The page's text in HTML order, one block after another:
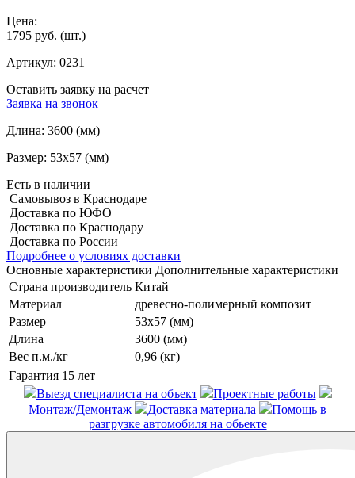
Цена:
1795 руб. (шт.)
Артикул: 0231
Оставить заявку на расчет
Заявка на звонок
Длина: 3600 (мм)
Размер: 53x57 (мм)
Есть в наличии
Самовывоз в Краснодаре
Доставка по ЮФО
Доставка по Краснодару
Доставка по России
Подробнее о условиях доставки
Основные характеристики Дополнительные характеристики
Страна производитель Китай
Материал
древесно-полимерный композит
Размер
53x57 (мм)
Длина
3600 (мм)
Вес п.м./кг
0,96 (кг)
Гарантия 15 лет
Выезд специалиста на объект
Проектные работы
Монтаж/Демонтаж
Доставка материала
Помощь в
разгрузке автомобиля на обьекте